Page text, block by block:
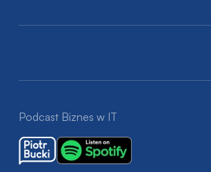
Podcast Biznes w IT